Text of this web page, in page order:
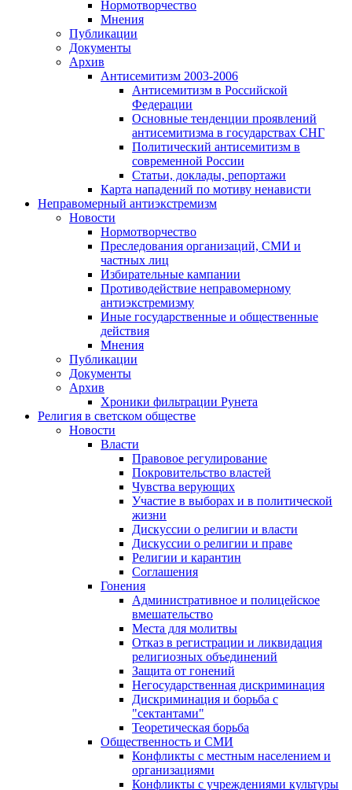
Нормотворчество
Мнения
Публикации
Документы
Архив
Антисемитизм 2003-2006
Антисемитизм в Российской
Федерации
Основные тенденции проявлений
антисемитизма в государствах СНГ
Политический антисемитизм в
современной России
Статьи, доклады, репортажи
Карта нападений по мотиву ненависти
Неправомерный антиэкстремизм
Новости
Нормотворчество
Преследования организаций, СМИ и
частных лиц
Избирательные кампании
Противодействие неправомерному
антиэкстремизму
Иные государственные и общественные
действия
Мнения
Публикации
Документы
Архив
Хроники фильтрации Рунета
Религия в светском обществе
Новости
Власти
Правовое регулирование
Покровительство властей
Чувства верующих
Участие в выборах и в политической
жизни
Дискуссии о религии и власти
Дискуссии о религии и праве
Религии и карантин
Соглашения
Гонения
Административное и полицейское
вмешательство
Места для молитвы
Отказ в регистрации и ликвидация
религиозных объединений
Защита от гонений
Негосударственная дискриминация
Дискриминация и борьба с
"сектантами"
Теоретическая борьба
Общественность и СМИ
Конфликты с местным населением и
организациями
Конфликты с учреждениями культуры